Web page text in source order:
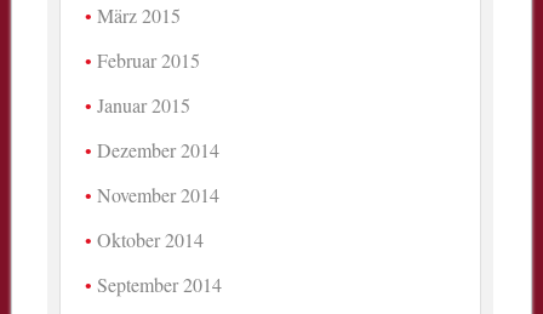
März 2015
Februar 2015
Januar 2015
Dezember 2014
November 2014
Oktober 2014
September 2014